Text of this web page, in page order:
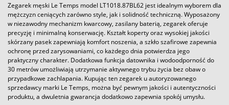
Zegarek męski Le Temps model LT1018.87BL62 jest idealnym wyborem dla
mężczyzn ceniących zarówno style, jak i solidność techniczną. Wyposażony
w niezawodny mechanizm kwarcowy, zasilany baterią, zegarek oferuje
precyzję i minimalną konserwację. Kształt koperty oraz wysokiej jakości
skórzany pasek zapewniają komfort noszenia, a szkło szafirowe zapewnia
ochronę przed zarysowaniami, co każdego dnia potwierdza jego
praktyczny charakter. Dodatkowa funkcja datownika i wodoodporność do
30 metrów umożliwiają utrzymanie aktywnego trybu życia bez obaw o
przypadkowe zachlapania. Kupując ten zegarek u autoryzowanego
sprzedawcy marki Le Temps, można być pewnym jakości i autentyczności
produktu, a dwuletnia gwarancja dodatkowo zapewnia spokój umysłu.